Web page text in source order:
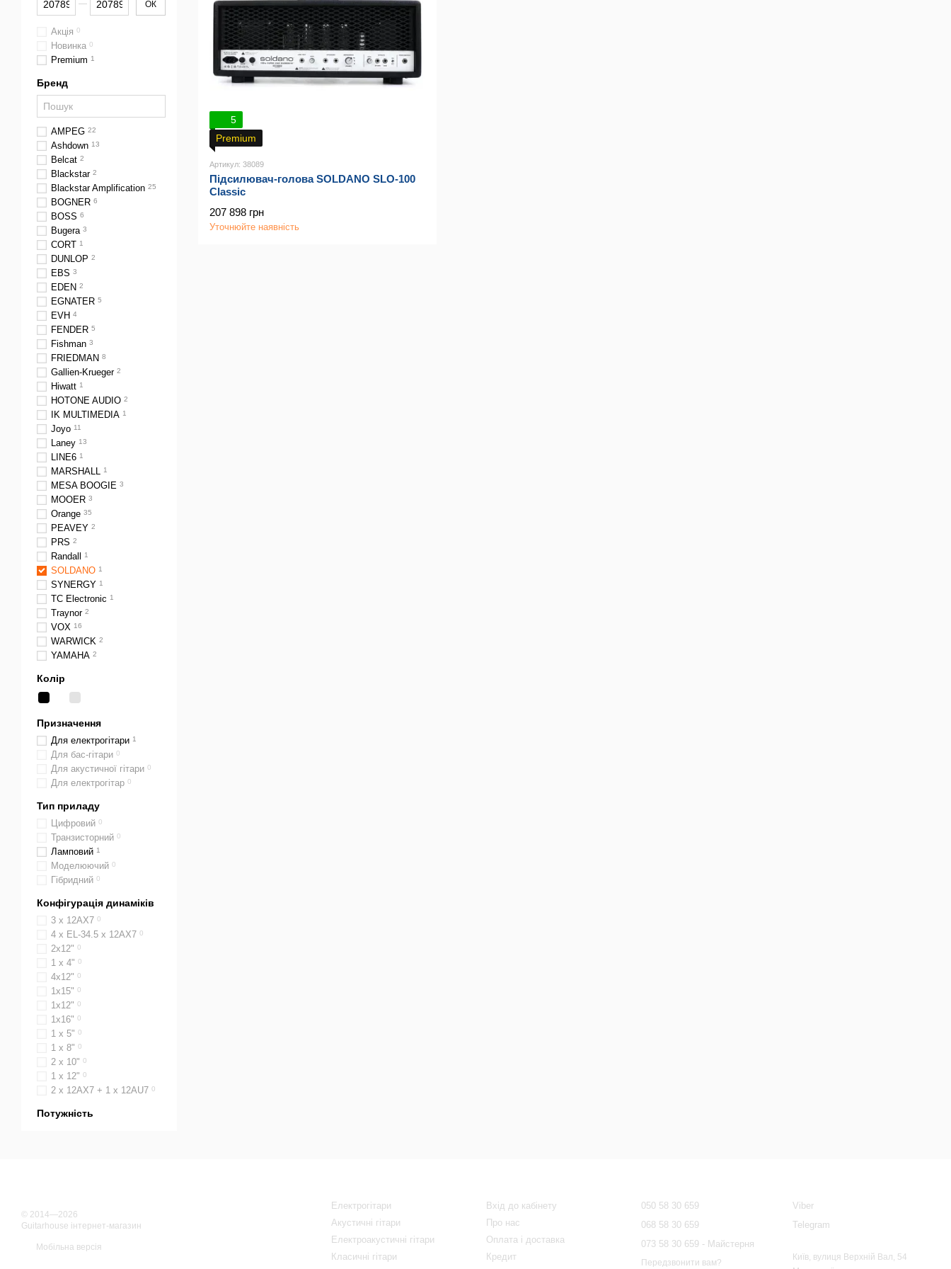
5
Premium
Артикул: 38089
Підсилювач-голова SOLDANO SLO-100
Classic
207 898 грн
Уточнюйте наявність
ОК
Акція 0
Новинка 0
Premium 1
Бренд
AMPEG 22
Ashdown 13
Belcat 2
Blackstar 2
Blackstar Amplification 25
BOGNER 6
BOSS 6
Bugera 3
CORT 1
DUNLOP 2
EBS 3
EDEN 2
EGNATER 5
EVH 4
FENDER 5
Fishman 3
FRIEDMAN 8
Gallien-Krueger 2
Hiwatt 1
HOTONE AUDIO 2
IK MULTIMEDIA 1
Joyo 11
Laney 13
LINE6 1
MARSHALL 1
MESA BOOGIE 3
MOOER 3
Orange 35
PEAVEY 2
PRS 2
Randall 1
SOLDANO 1
SYNERGY 1
TC Electronic 1
Traynor 2
VOX 16
WARWICK 2
YAMAHA 2
Колір
Призначення
Для електрогітари 1
Для бас-гітари 0
Для акустичної гітари 0
Для електрогітар 0
Тип приладу
Цифровий 0
Транзисторний 0
Ламповий 1
Моделюючий 0
Гібридний 0
Конфігурація динаміків
3 x 12AX7 0
4 x EL-34.5 x 12AX7 0
2х12" 0
1 x 4" 0
4х12" 0
1х15" 0
1х12" 0
1х16" 0
1 x 5" 0
1 x 8" 0
2 х 10" 0
1 x 12" 0
2 х 12AX7 + 1 х 12AU7 0
Потужність
© 2014—2026
Guitarhouse інтернет-магазин
Мобільна версія
Електрогітари
Акустичні гітари
Електроакустичні гітари
Класичні гітари
Вхід до кабінету
Про нас
Оплата і доставка
Кредит
050 58 30 659
068 58 30 659
073 58 30 659 - Майстерня
Передзвонити вам?
Viber
Telegram
Київ, вулиця Верхній Вал, 54